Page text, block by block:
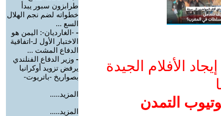
الأفلام الجيدة
التمدن
طرابزون سبور يبدأ
خطواته لضم نجم الهلال
السع ...
- -الغارديان-: اليمن هو
الاختبار الأول لـ-اتفاقية
الدفاع المشت ...
- وزير الدفاع الفنلندي
يرفض تزويد أوكرانيا
بصواريخ -باتريوت-
المزيد.....
المزيد.....